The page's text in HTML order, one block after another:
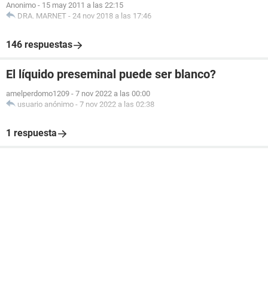
Anonimo - 15 may 2011 a las 22:15
DRA. MARNET - 24 nov 2018 a las 17:46
146 respuestas
El líquido preseminal puede ser blanco?
amelperdomo1209 - 7 nov 2022 a las 00:00
usuario anónimo - 7 nov 2022 a las 02:38
1 respuesta